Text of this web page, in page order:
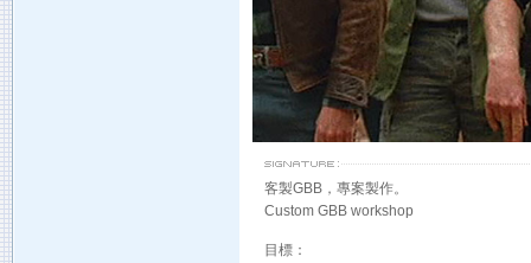
客製GBB，專案製作。
Custom GBB workshop
目標：